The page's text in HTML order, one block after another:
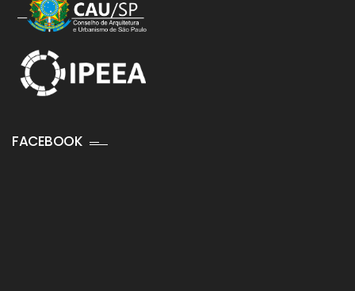
FACEBOOK